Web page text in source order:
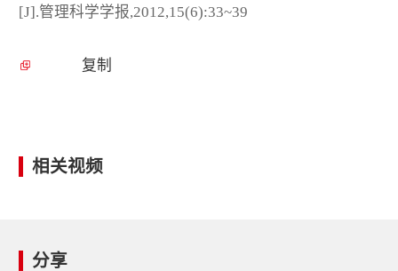
[J].管理科学学报,2012,15(6):33~39
复制
相关视频
分享